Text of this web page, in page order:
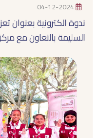
04-12-2024
ندوة الكترونية بعنوان
السليمة بالتعاون مع